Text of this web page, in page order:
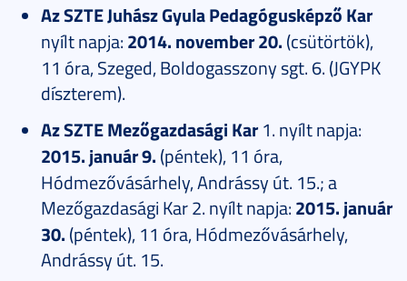
Az SZTE Juhász Gyula Pedagógusképző Kar
nyílt napja: 2014. november 20. (csütörtök),
11 óra, Szeged, Boldogasszony sgt. 6. (JGYPK
díszterem).
Az SZTE Mezőgazdasági Kar1. nyílt napja:
2015. január 9. (péntek), 11 óra,
Hódmezővásárhely, Andrássy út. 15.; a
Mezőgazdasági Kar 2. nyílt napja: 2015. január
30. (péntek), 11 óra, Hódmezővásárhely,
Andrássy út. 15.